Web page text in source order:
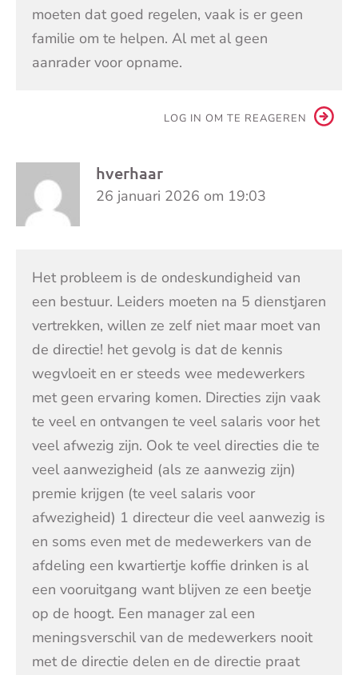
moeten dat goed regelen, vaak is er geen
familie om te helpen. Al met al geen
aanrader voor opname.
LOG IN OM TE REAGEREN
hverhaar
26 januari 2026 om 19:03
Het probleem is de ondeskundigheid van
een bestuur. Leiders moeten na 5 dienstjaren
vertrekken, willen ze zelf niet maar moet van
de directie! het gevolg is dat de kennis
wegvloeit en er steeds wee medewerkers
met geen ervaring komen. Directies zijn vaak
te veel en ontvangen te veel salaris voor het
veel afwezig zijn. Ook te veel directies die te
veel aanwezigheid (als ze aanwezig zijn)
premie krijgen (te veel salaris voor
afwezigheid) 1 directeur die veel aanwezig is
en soms even met de medewerkers van de
afdeling een kwartiertje koffie drinken is al
een vooruitgang want blijven ze een beetje
op de hoogt. Een manager zal een
meningsverschil van de medewerkers nooit
met de directie delen en de directie praat